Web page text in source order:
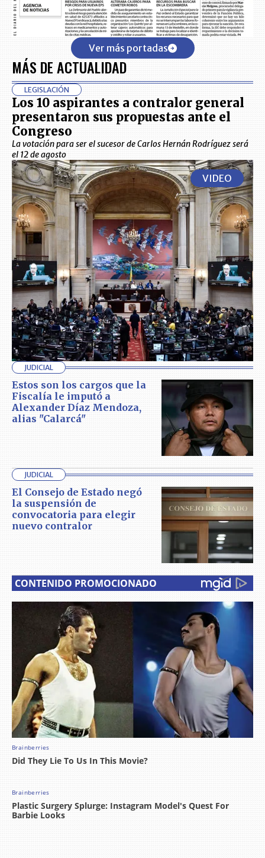
Ver más portadas
MÁS DE ACTUALIDAD
LEGISLACIÓN
Los 10 aspirantes a contralor general
presentaron sus propuestas ante el
Congreso
La votación para ser el sucesor de Carlos Hernán Rodríguez será
el 12 de agosto
VIDEO
JUDICIAL
Estos son los cargos que la
Fiscalía le imputó a
Alexander Díaz Mendoza,
alias "Calarcá"
JUDICIAL
El Consejo de Estado negó
la suspensión de
convocatoria para elegir
nuevo contralor